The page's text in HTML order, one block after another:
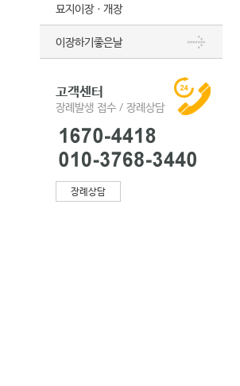
묘지이장ㆍ개장
이장하기좋은날
고객센터
장례상담
장례발생 접수 / 장례상담